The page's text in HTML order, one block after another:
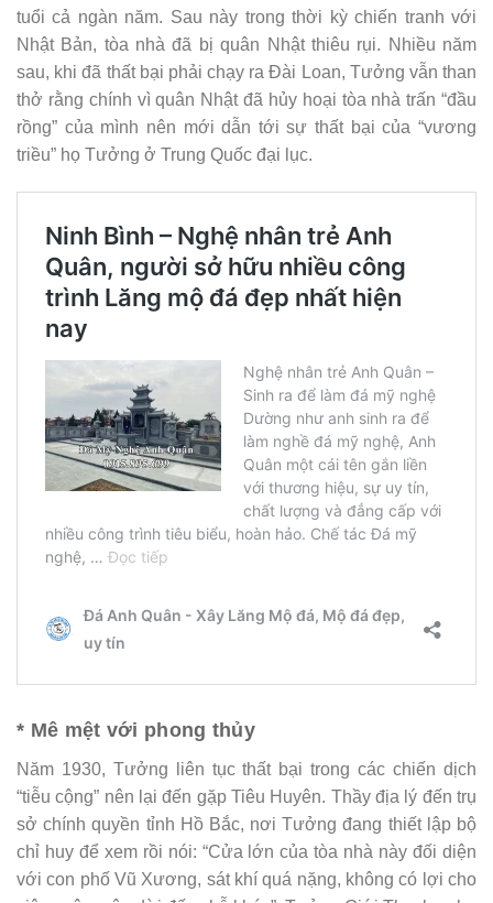
tuổi cả ngàn năm. Sau này trong thời kỳ chiến tranh với
Nhật Bản, tòa nhà đã bị quân Nhật thiêu rụi. Nhiều năm
sau, khi đã thất bại phải chạy ra Đài Loan, Tưởng vẫn than
thở rằng chính vì quân Nhật đã hủy hoại tòa nhà trấn “đầu
rồng” của mình nên mới dẫn tới sự thất bại của “vương
triều” họ Tưởng ở Trung Quốc đại lục.
* Mê mệt với phong thủy
Năm 1930, Tưởng liên tục thất bại trong các chiến dịch
“tiễu cộng” nên lại đến gặp Tiêu Huyên. Thầy địa lý đến trụ
sở chính quyền tỉnh Hồ Bắc, nơi Tưởng đang thiết lập bộ
chỉ huy để xem rồi nói: “Cửa lớn của tòa nhà này đối diện
với con phố Vũ Xương, sát khí quá nặng, không có lợi cho